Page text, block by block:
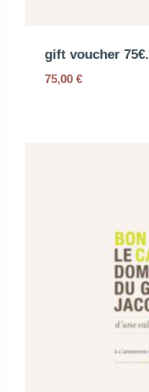
gift voucher 75€.
75,00 €